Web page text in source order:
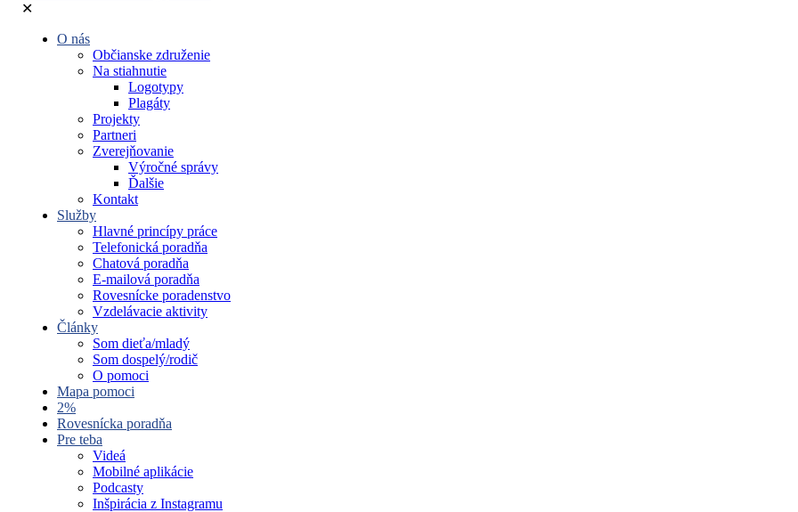
✕
O nás
Občianske združenie
Na stiahnutie
Logotypy
Plagáty
Projekty
Partneri
Zverejňovanie
Výročné správy
Ďalšie
Kontakt
Služby
Hlavné princípy práce
Telefonická poradňa
Chatová poradňa
E-mailová poradňa
Rovesnícke poradenstvo
Vzdelávacie aktivity
Články
Som dieťa/mladý
Som dospelý/rodič
O pomoci
Mapa pomoci
2%
Rovesnícka poradňa
Pre teba
Videá
Mobilné aplikácie
Podcasty
Inšpirácia z Instagramu